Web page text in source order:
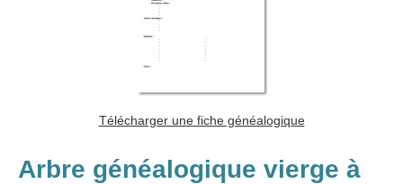
Télécharger une fiche généalogique
Arbre généalogique vierge à